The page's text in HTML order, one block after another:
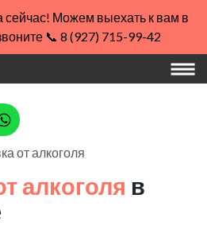
Можем выехать к вам в
📞 8 (927) 715-99-42
от алкоголя
алкоголя в